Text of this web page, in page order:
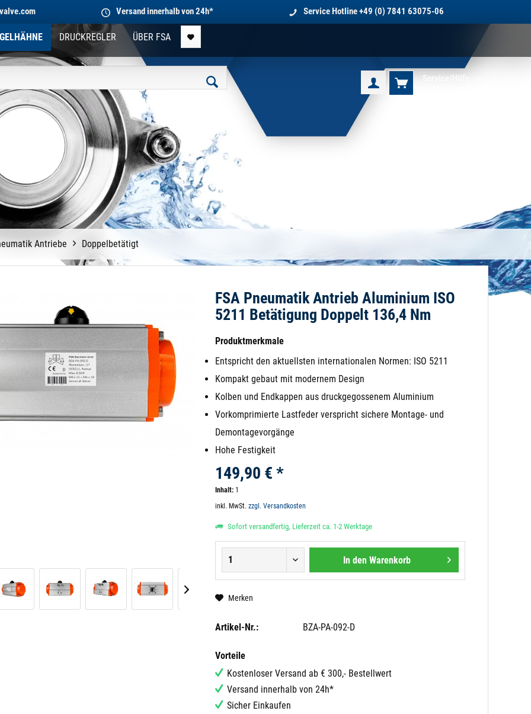
Versand innerhalb von 24h* Service Hotline+49 (0) 7841 63075-06
DRUCKREGLER ÜBER FSA
Service/Hilfe
Antriebe Doppelbetätigt
FSA Pneumatik Antrieb Aluminium ISO
5211 Betätigung Doppelt 136,4 Nm
Produktmerkmale
Entspricht den aktuellsten internationalen Normen: ISO 5211
Kompakt gebaut mit modernem Design
Kolben und Endkappen aus druckgegossenem Aluminium
Vorkomprimierte Lastfeder verspricht sichere Montage- und
Demontagevorgänge
Hohe Festigkeit
149,90 € *
Inhalt: 1
inkl. MwSt. zzgl. Versandkosten
Sofort versandfertig, Lieferzeit ca. 1-2 Werktage
In den Warenkorb
Merken
Artikel-Nr.: BZA-PA-092-D
Vorteile
Kostenloser Versand ab € 300,- Bestellwert
Versand innerhalb von 24h*
Sicher Einkaufen